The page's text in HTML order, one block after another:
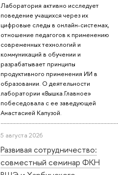
Лаборатория активно исследует
поведение учащихся через их
цифровые следы в онлайн-системах,
отношение педагогов к применению
современных технологий и
коммуникаций в обучении и
разрабатывает принципы
продуктивного применения ИИ в
образовании. О деятельности
лаборатории «Вышка.Главное»
побеседовала с ее заведующей
Анастасией Капузой.
5 августа 2026
Развивая сотрудничество:
совместный семинар ФКН